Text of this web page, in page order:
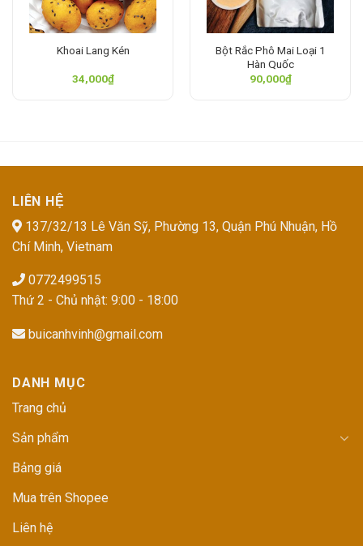
Khoai Lang Kén
34,000₫
Bột Rắc Phô Mai Loại 1
Hàn Quốc
90,000₫
LIÊN HỆ
137/32/13 Lê Văn Sỹ, Phường 13, Quận Phú Nhuận, Hồ
Chí Minh, Vietnam
0772499515
Thứ 2 - Chủ nhật: 9:00 - 18:00
buicanhvinh@gmail.com
DANH MỤC
Trang chủ
Sản phẩm
Bảng giá
Mua trên Shopee
Liên hệ